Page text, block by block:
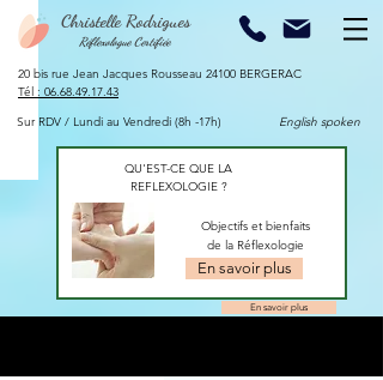
Christelle Rodrigues
Réflexologue Certifiée
20 bis rue Jean Jacques Rousseau 24100 BERGERAC​
​Tél : 06.68.49.17.43
Sur RDV / Lundi au Vendredi (8h -17h) English spoken
QU'EST-CE QUE LA
REFLEXOLOGIE ?
Objectifs et bienfaits
de la Réflexologie
En savoir plus
En savoir plus